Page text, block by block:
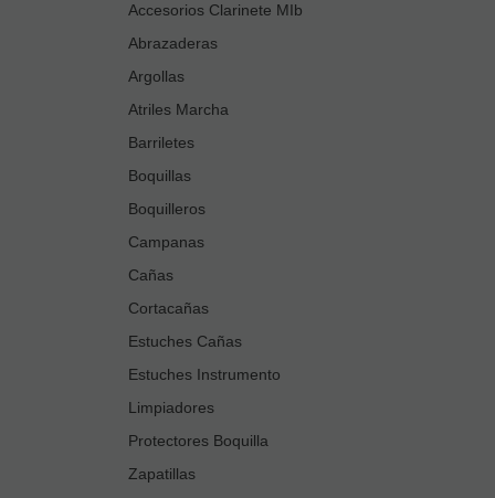
Accesorios Clarinete MIb
Abrazaderas
Argollas
Atriles Marcha
Barriletes
Boquillas
Boquilleros
Campanas
Cañas
Cortacañas
Estuches Cañas
Estuches Instrumento
Limpiadores
Protectores Boquilla
Zapatillas